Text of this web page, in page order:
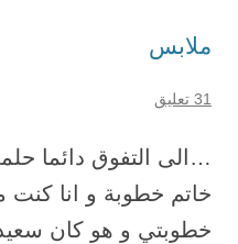
ملابس
31 تعليق
…الى التفوق دائما
خاتم خطوبة و انا كنت
خطوبتي و هو كان